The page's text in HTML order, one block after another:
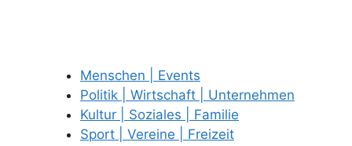
Menschen | Events
Politik | Wirtschaft | Unternehmen
Kultur | Soziales | Familie
Sport | Vereine | Freizeit